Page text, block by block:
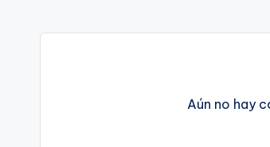
Aún no hay